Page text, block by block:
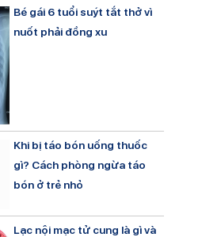
Bé gái 6 tuổi suýt tắt thở vì
nuốt phải đồng xu
Khi bị táo bón uống thuốc
gì? Cách phòng ngừa táo
bón ở trẻ nhỏ
Lạc nội mạc tử cung là gì và